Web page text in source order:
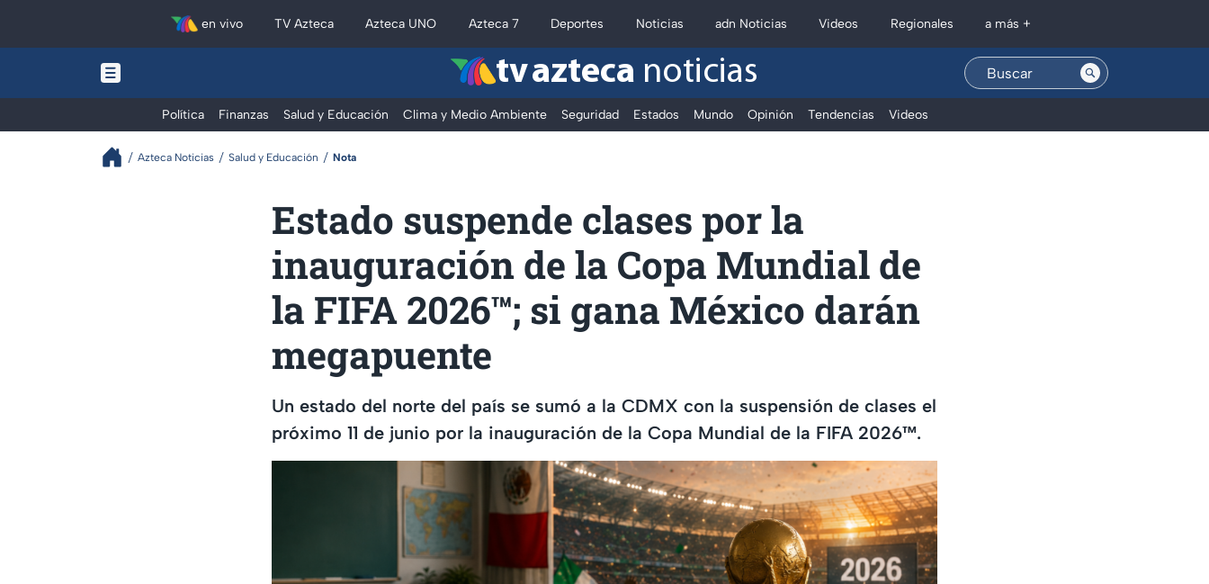
en vivo TV Azteca Azteca UNO Azteca 7 Deportes Noticias adn Noticias Videos Regionales a más +
tv azteca noticias
Política Finanzas Salud y Educación Clima y Medio Ambiente Seguridad Estados Mundo Opinión Tendencias Videos
Azteca Noticias Salud y Educación Nota
Estado suspende clases por la
inauguración de la Copa Mundial de
la FIFA 2026™; si gana México darán
megapuente
Un estado del norte del país se sumó a la CDMX con la suspensión de clases el
próximo 11 de junio por la inauguración de la Copa Mundial de la FIFA 2026™.